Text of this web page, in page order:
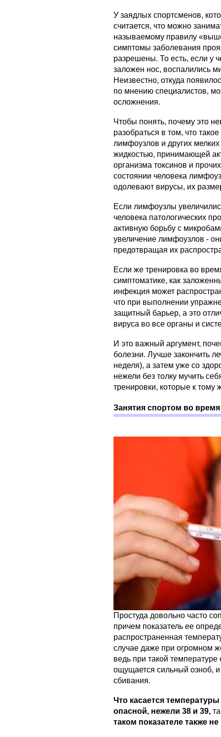
У заядлых спортсменов,
считается, что можно
называемому правилу
симптомы заболевания
разрешены. То есть, если у
заложен нос, воспалились
Неизвестно, откуда
по мнению специалистов,
осложнения.
Чтобы понять, почему это
разобраться в том, что
лимфоузлов и других
жидкостью, принимающей
организма токсинов и
состоянии человека
одолевают вирусы, их
Если лимфоузлы
человека патологических
активную борьбу с
увеличение лимфоузлов -
предотвращая их
Если же тренировка во
симптоматике, как
инфекция может
что при выполнении
защитный барьер, а это
вируса во все органы и
И это важный аргумент,
болезни. Лучше закончить
неделя), а затем уже со
нежели без толку мучить
тренировки, которые к тому
Занятия спортом во
Простуда довольно часто
причем показатель ее
распространенная
случае даже при огромном
ведь при такой
ощущается сильный озноб, и
сбивания.
Что касается
опасной, нежели 38 и 39,
таком показателе также